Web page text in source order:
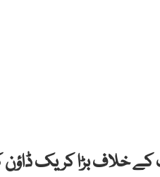
کے خلاف بڑا کریک ڈاؤن